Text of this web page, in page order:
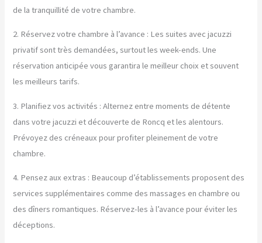
de la tranquillité de votre chambre.
2. Réservez votre chambre à l’avance : Les suites avec jacuzzi
privatif sont très demandées, surtout les week-ends. Une
réservation anticipée vous garantira le meilleur choix et souvent
les meilleurs tarifs.
3. Planifiez vos activités : Alternez entre moments de détente
dans votre jacuzzi et découverte de Roncq et les alentours.
Prévoyez des créneaux pour profiter pleinement de votre
chambre.
4. Pensez aux extras : Beaucoup d’établissements proposent des
services supplémentaires comme des massages en chambre ou
des dîners romantiques. Réservez-les à l’avance pour éviter les
déceptions.